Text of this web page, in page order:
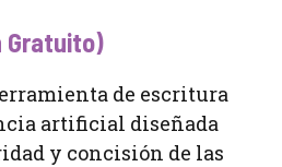
Gratuito)
de escritura
artificial diseñada
y concisión de las